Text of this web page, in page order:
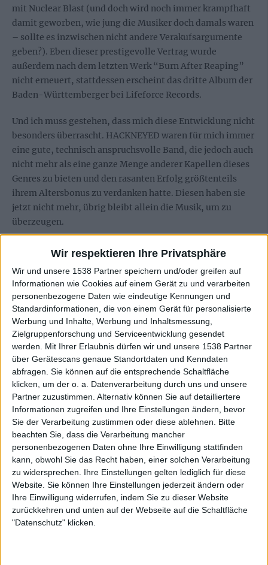
Wir respektieren Ihre Privatsphäre
Wir und unsere 1538 Partner speichern und/oder greifen auf
Informationen wie Cookies auf einem Gerät zu und verarbeiten
personenbezogene Daten wie eindeutige Kennungen und
Standardinformationen, die von einem Gerät für personalisierte
Werbung und Inhalte, Werbung und Inhaltsmessung,
Zielgruppenforschung und Serviceentwicklung gesendet
werden.
Mit Ihrer Erlaubnis dürfen wir und unsere 1538 Partner
über Gerätescans genaue Standortdaten und Kenndaten
abfragen. Sie können auf die entsprechende Schaltfläche
klicken, um der o. a. Datenverarbeitung durch uns und unsere
Partner zuzustimmen. Alternativ können Sie auf detailliertere
Informationen zugreifen und Ihre Einstellungen ändern, bevor
Sie der Verarbeitung zustimmen oder diese ablehnen.
Bitte
beachten Sie, dass die Verarbeitung mancher
personenbezogenen Daten ohne Ihre Einwilligung stattfinden
kann, obwohl Sie das Recht haben, einer solchen Verarbeitung
zu widersprechen. Ihre Einstellungen gelten lediglich für diese
Website. Sie können Ihre Einstellungen jederzeit ändern oder
Ihre Einwilligung widerrufen, indem Sie zu dieser Website
zurückkehren und unten auf der Webseite auf die Schaltfläche
"Datenschutz" klicken.
mit Nuclear Blast (und doch wird noch immer krampfhaft
damit geworben, wie jung die Musiker doch damals waren
– sollte es inzwischen nicht andere Verakufsargumente
geben?). Eben dieser prestigevolle Vertrag wurde
außerdem nach dem letzten Werk “Burn After Reaping”
nicht erneuert, stattdessen erscheint das dritte Album der
Baden-Württemberger bei Lifeforce Records.
Und ich muss gestehen, dass mich diese Entwicklung nicht
besonders überrascht. HACKNEYED waren für mich immer
eine gute, technisch anspruchsvolle Band, die jedoch auch
nicht mehr als eine ganze Menge anderer Kapellen dieses
Genres zu bieten und den rasanten Erfolg größtenteils
ihrem Altersbonus zu verdanken hatte. Diesen haben sie
jetzt nicht mehr, übrig bleibt allein die Musik, um zu
überzeugen.
Das tut sie. Wenn auch – und das betone ich noch einmal –
nicht viel mehr als die einiger anderer guter Bands, die
sich dem Todesblei verschrieben haben. Allerdings auch
nicht weniger. Geboten wird nachwievor straighter,
brachialer Death Metal US-amerikanischer Gangart auf
technisch hohem Niveau; die elf Titel des Albums sind
durchdacht, gekonnt arrangiert, jeder Ton sitzt an der
richtigen Stelle. Variabilität haben sich HACKNEYED zwar
nicht besonders groß auf die Fahnen geschrieben, doch
zumindest in ihrem recht eng gesteckten Rahmen loten
die Schwaben sämtliche Möglichkeiten aus: Es wird in
höheren Tempo-Gefilden eindrucksvoll geprügelt, im
Midtempo brutal gestampft, nach bester Manier gegrunzt
und gegurgelt, gelegentlich geschrien und diese Melange
durch frickelige Soli, melodische Leads und eingestreute
Samples aufgelockert. Nicht jeder Song zündet, doch
beispielsweise “Infinite Family” mit seiner düsteren
Atmosphäre, der Ohrwurm “Damn (You’re Dead Again)”
oder das eingängige “Magic Malignancy” hinterlassen auf
jeden Fall Eindruck.